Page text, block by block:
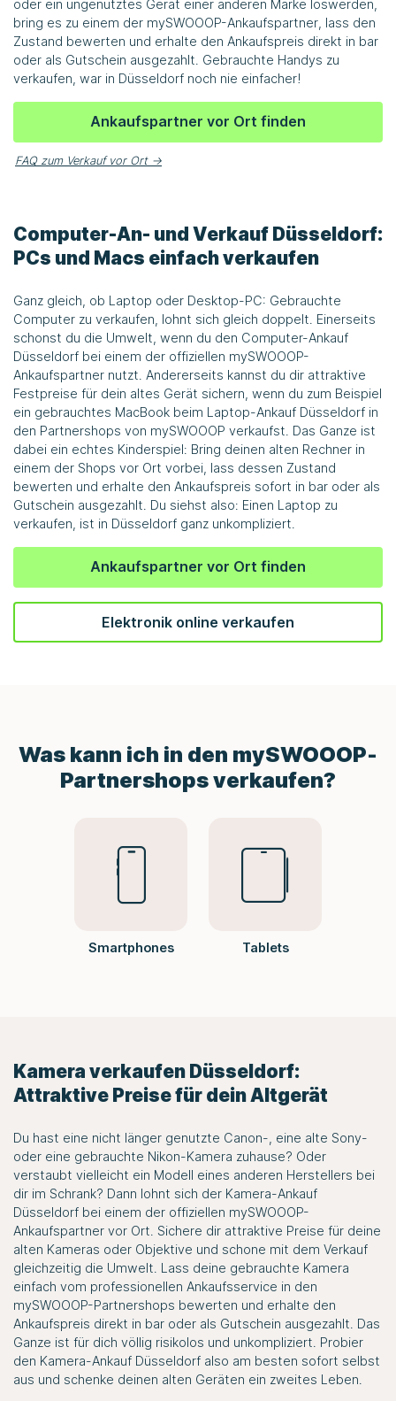
oder ein ungenutztes Gerät einer anderen Marke loswerden,
bring es zu einem der mySWOOOP-Ankaufspartner, lass den
Zustand bewerten und erhalte den Ankaufspreis direkt in bar
oder als Gutschein ausgezahlt. Gebrauchte Handys zu
verkaufen, war in Düsseldorf noch nie einfacher!
Ankaufspartner vor Ort finden
FAQ zum Verkauf vor Ort →
Computer-An- und Verkauf Düsseldorf:
PCs und Macs einfach verkaufen
Ganz gleich, ob Laptop oder Desktop-PC: Gebrauchte
Computer zu verkaufen, lohnt sich gleich doppelt. Einerseits
schonst du die Umwelt, wenn du den Computer-Ankauf
Düsseldorf bei einem der offiziellen mySWOOOP-
Ankaufspartner nutzt. Andererseits kannst du dir attraktive
Festpreise für dein altes Gerät sichern, wenn du zum Beispiel
ein gebrauchtes MacBook beim Laptop-Ankauf Düsseldorf in
den Partnershops von mySWOOOP verkaufst. Das Ganze ist
dabei ein echtes Kinderspiel: Bring deinen alten Rechner in
einem der Shops vor Ort vorbei, lass dessen Zustand
bewerten und erhalte den Ankaufspreis sofort in bar oder als
Gutschein ausgezahlt. Du siehst also: Einen Laptop zu
verkaufen, ist in Düsseldorf ganz unkompliziert.
Ankaufspartner vor Ort finden
Elektronik online verkaufen
Was kann ich in den mySWOOOP-
Partnershops verkaufen?
Smartphones Tablets
Kamera verkaufen Düsseldorf:
Attraktive Preise für dein Altgerät
Du hast eine nicht länger genutzte Canon-, eine alte Sony-
oder eine gebrauchte Nikon-Kamera zuhause? Oder
verstaubt vielleicht ein Modell eines anderen Herstellers bei
dir im Schrank? Dann lohnt sich der Kamera-Ankauf
Düsseldorf bei einem der offiziellen mySWOOOP-
Ankaufspartner vor Ort. Sichere dir attraktive Preise für deine
alten Kameras oder Objektive und schone mit dem Verkauf
gleichzeitig die Umwelt. Lass deine gebrauchte Kamera
einfach vom professionellen Ankaufsservice in den
mySWOOOP-Partnershops bewerten und erhalte den
Ankaufspreis direkt in bar oder als Gutschein ausgezahlt. Das
Ganze ist für dich völlig risikolos und unkompliziert. Probier
den Kamera-Ankauf Düsseldorf also am besten sofort selbst
aus und schenke deinen alten Geräten ein zweites Leben.